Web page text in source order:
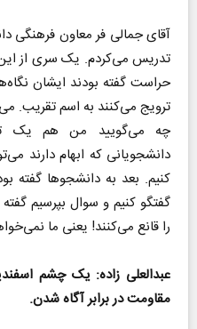
آقای جمالی فر معاون
تدریس می‌کردم. یک سری از
حراست گفته بودند ایشان
ترویج می‌کنند به اسم تقریب.
چه می‌گویید من هم یک
دانشجویانی که ابهام دارند
کنیم. بعد به دانشجو‌ها گفته
گفتگو کنیم و سوال بپرسیم
را قانع می‌کنند! یعنی ما
عبدالعلی زاده: یک چشم
مقاومت در برابر آگاه شدن.